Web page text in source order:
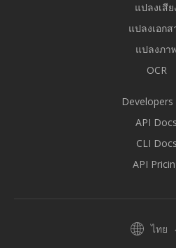
แปลงเสีย
แปลงเอกส
แปลงภา
OCR
Developers
API Docs
CLI Docs
API
ไทย